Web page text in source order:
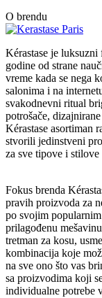
O brendu
Kérastase je luksuzni
godine od strane
vreme kada se nega
salonima i na
svakodnevni ritual
potrošače,
Kérastase asortiman
stvorili jedinstveni
za sve tipove i stilove
Fokus brenda
pravih proizvoda za
po svojim
prilagođenu
tretman za kosu,
kombinacija koje
na sve ono što vas
sa proizvodima koji
individualne potrebe